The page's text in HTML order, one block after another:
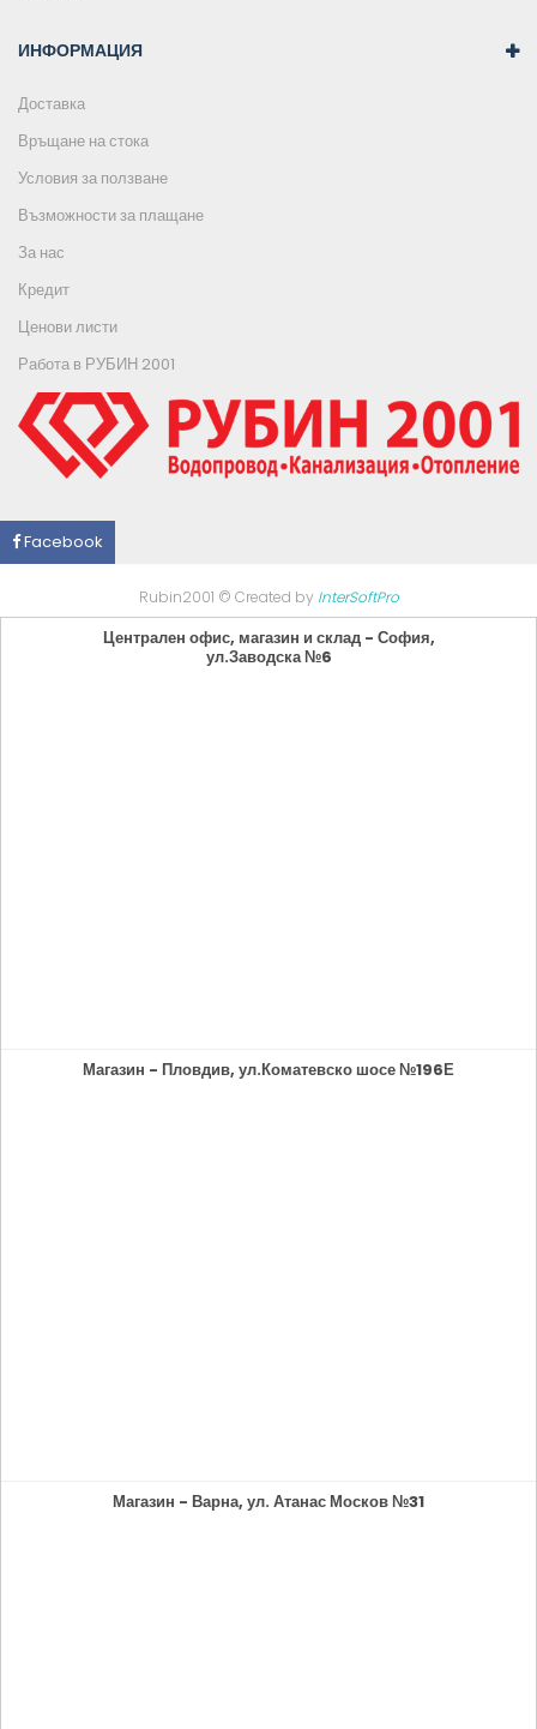
ИНФОРМАЦИЯ
Доставка
Връщане на стока
Условия за ползване
Възможности за плащане
За нас
Кредит
Ценови листи
Работа в РУБИН 2001
Facebook
Rubin2001 © Created by InterSoftPro
Централен офис, магазин и склад - София,
ул.Заводска №6
Магазин - Пловдив, ул.Коматевско шосе №196Е
Магазин - Варна, ул. Атанас Москов №31